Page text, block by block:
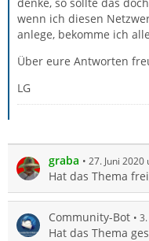
wenn ich diesen
anlege, bekomme ich
Über eure Antworten
LG
graba 27. Juni 2020
Hat das Thema
Community-Bot
Hat das Thema